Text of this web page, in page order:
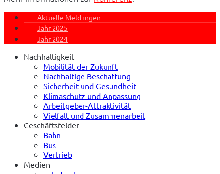
Aktuelle Meldungen
Jahr 2025
Jahr 2024
Nachhaltigkeit
Mobilität der Zukunft
Nachhaltige Beschaffung
Sicherheit und Gesundheit
Klimaschutz und Anpassung
Arbeitgeber-Attraktivität
Vielfalt und Zusammenarbeit
Geschäftsfelder
Bahn
Bus
Vertrieb
Medien